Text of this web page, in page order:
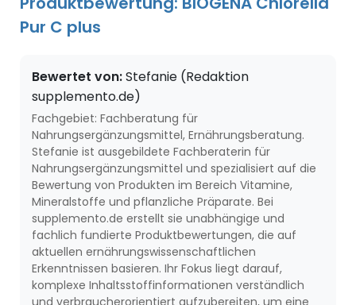
Pur C plus
Bewertet von:Stefanie (Redaktion
supplemento.de)
Fachgebiet: Fachberatung für
Nahrungsergänzungsmittel, Ernährungsberatung.
Stefanie ist ausgebildete Fachberaterin für
Nahrungsergänzungsmittel und spezialisiert auf die
Bewertung von Produkten im Bereich Vitamine,
Mineralstoffe und pflanzliche Präparate. Bei
supplemento.de erstellt sie unabhängige und
fachlich fundierte Produktbewertungen, die auf
aktuellen ernährungswissenschaftlichen
Erkenntnissen basieren. Ihr Fokus liegt darauf,
komplexe Inhaltsstoffinformationen verständlich